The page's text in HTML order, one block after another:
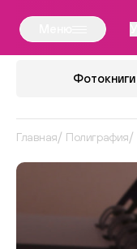
Фотокниги
Главная Полиграфия